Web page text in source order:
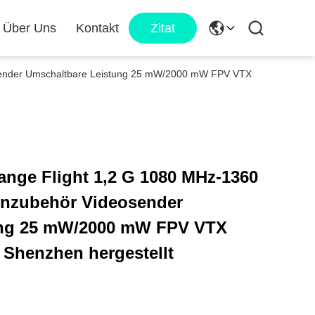
Über Uns Kontakt Zitat
Umschaltbare Leistung 25 mW/2000 mW FPV VTX
Flight 1,2 G 1080 MHz-1360
Videosender
25 mW/2000 mW FPV VTX
hergestellt